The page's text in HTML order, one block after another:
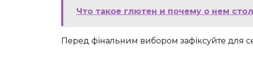
Что такое глютен и почему о нем
Перед фінальним вибором зафіксуйте для